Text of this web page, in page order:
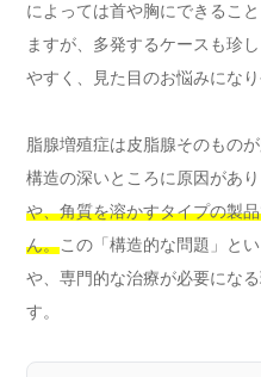
によっては首や胸にできるこ
ますが、多発するケースも珍
やすく、見た目のお悩みにな
脂腺増殖症は皮脂腺そのもの
構造の深いところに原因があり
や、角質を溶かすタイプの製
ん。この「構造的な問題」と
や、専門的な治療が必要にな
す。